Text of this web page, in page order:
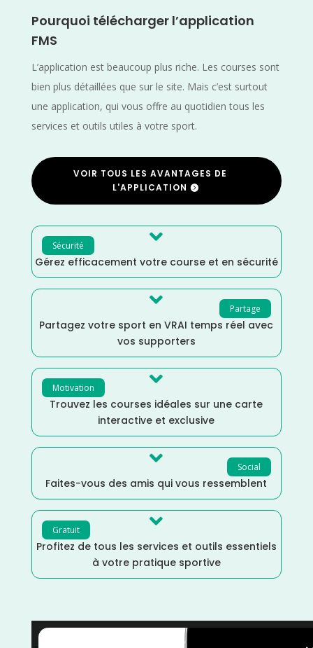
Pourquoi télécharger l’application
FMS
L’application est beaucoup plus riche. Les courses sont
bien plus détaillées que sur le site. Mais c’est surtout
une application, qui vous offre au quotidien tous les
services et outils utiles à votre sport.
VOIR TOUS LES AVANTAGES DE
L'APPLICATION
Sécurité 
Gérez efficacement votre course et en sécurité
Partage

Partagez votre sport en VRAI temps réel avec
vos supporters
Motivation 
Trouvez les courses idéales sur une carte
interactive et exclusive
Social

Faites-vous des amis qui vous ressemblent
Gratuit 
Profitez de tous les services et outils essentiels
à votre pratique sportive